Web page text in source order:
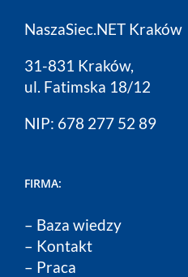
NaszaSiec.NET Kraków
31-831 Kraków,
ul. Fatimska 18/12
NIP: 678 277 52 89
FIRMA:
– Baza wiedzy
– Kontakt
– Praca